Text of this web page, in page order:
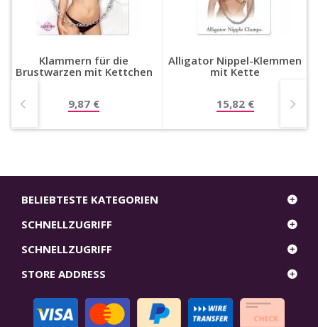
Klammern für die
Brustwarzen mit Kettchen
9,87 €
Alligator Nippel-Klemmen
mit Kette
15,82 €
BELIEBTESTE KATEGORIEN
SCHNELLZUGRIFF
SCHNELLZUGRIFF
STORE ADDRESS